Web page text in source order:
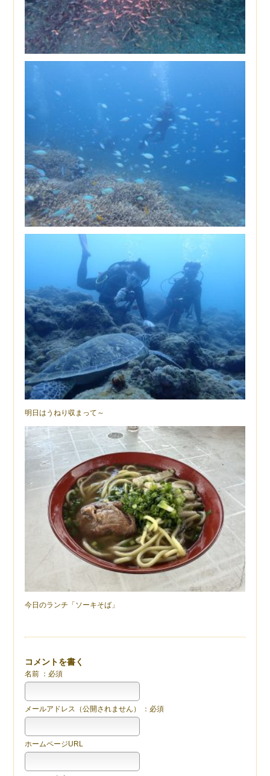
明日はうねり収まって～
今日のランチ「ソーキそば」
コメントを書く
名前 ：必須
メールアドレス（公開されません） ：必須
ホームページURL